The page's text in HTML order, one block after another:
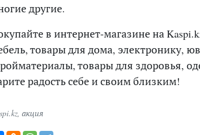
другие.
в интернет-магазине на
товары для дома, электронику,
товары для здоровья,
радость себе и своим близким!
акция